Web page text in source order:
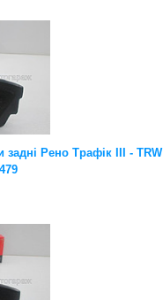
задні Рено Трафік III - TRW